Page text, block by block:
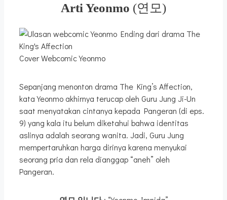
Arti Yeonmo (연모)
Cover Webcomic Yeonmo
Sepanjang menonton drama The King’s Affection,
kata Yeonmo akhirnya terucap oleh Guru Jung Ji-Un
saat menyatakan cintanya kepada Pangeran (di eps.
9) yang kala itu belum diketahui bahwa identitas
aslinya adalah seorang wanita. Jadi, Guru Jung
mempertaruhkan harga dirinya karena menyukai
seorang pria dan rela dianggap “aneh” oleh
Pangeran.